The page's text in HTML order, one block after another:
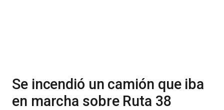
Se incendió un camión que iba
en marcha sobre Ruta 38